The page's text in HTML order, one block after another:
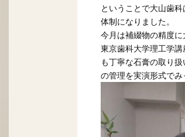
ということで大山歯
体制になりました。
今月は補綴物の精度に
東京歯科大学理工学
も丁寧な石膏の取り
の管理を実演形式でみ